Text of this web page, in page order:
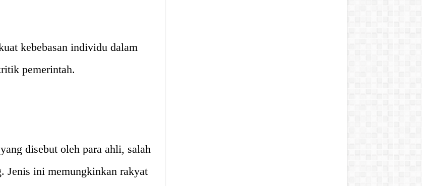
kebebasan individu dalam
pemerintah.
disebut oleh para ahli, salah
Jenis ini memungkinkan rakyat